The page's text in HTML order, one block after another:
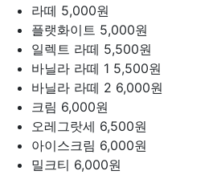
라떼 5,000원
플랫화이트 5,000원
일렉트 라떼 5,500원
바닐라 라떼 1 5,500원
바닐라 라떼 2 6,000원
크림 6,000원
오레그랏세 6,500원
아이스크림 6,000원
밀크티 6,000원